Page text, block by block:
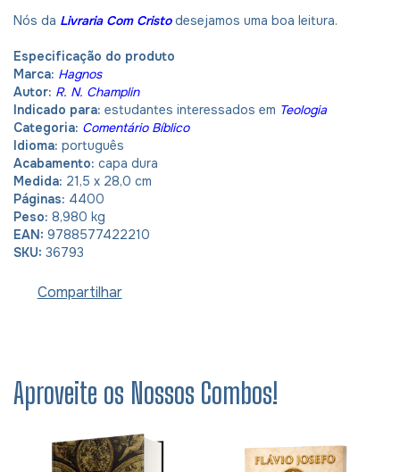
Nós da Livraria Com Cristodesejamos uma boa leitura.
Especificação do produto
Marca: Hagnos
Autor: R. N. Champlin
Indicado para: estudantes interessados em Teologia
Categoria: Comentário Bíblico
Idioma: português
Acabamento: capa dura
Medida: 21,5 x 28,0 cm
Páginas: 4400
Peso: 8,980 kg
EAN: 9788577422210
SKU: 36793
Compartilhar
Aproveite os Nossos Combos!